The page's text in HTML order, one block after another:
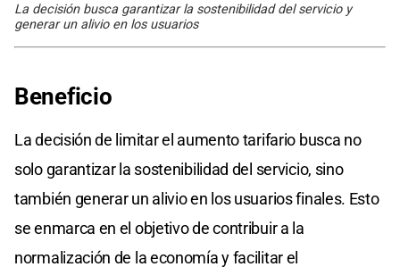
La decisión busca garantizar la sostenibilidad del servicio y
generar un alivio en los usuarios
Beneficio
La decisión de limitar el aumento tarifario busca no
solo garantizar la sostenibilidad del servicio, sino
también generar un alivio en los usuarios finales. Esto
se enmarca en el objetivo de contribuir a la
normalización de la economía y facilitar el